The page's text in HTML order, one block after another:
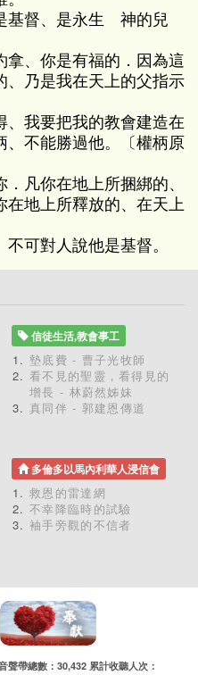
基督、是永生 神的兒
拿、你是有福的．因為這
、乃是我在天上的父指示
、我要把我的教會建造在
、不能勝過他。〔權柄原
凡你在地上所捆綁的、
在地上所釋放的、在天上
可對人說他是基督。
信徒生活,教會事工
墊底費 - 曹子光牧師
看不見的聖靈，看得見的
增長 - 林蔚然姊妹
真同伴 - 郭建恩傳道
多倫多以馬內利華人浸信會
救恩的雷達網
不幸降臨時的試驗
袖手旁觀的不信者
聲帶總數：30,432 累計收聽人次：